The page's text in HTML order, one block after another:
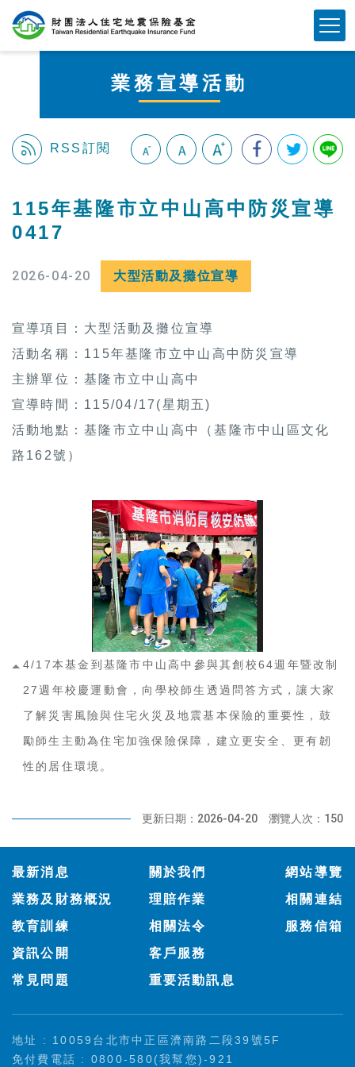
業務宣導活動
RSS訂閱
115年基隆市立中山高中防災宣導
0417
2026-04-20 大型活動及攤位宣導
宣導項目：大型活動及攤位宣導
活動名稱：115年基隆市立中山高中防災宣導
主辦單位：基隆市立中山高中
宣導時間：115/04/17(星期五)
活動地點：基隆市立中山高中（基隆市中山區文化
路162號）
4/17本基金到基隆市中山高中參與其創校64週年暨改制
27週年校慶運動會，向學校師生透過問答方式，讓大家
了解災害風險與住宅火災及地震基本保險的重要性，鼓
勵師生主動為住宅加強保險保障，建立更安全、更有韌
性的居住環境。
更新日期：2026-04-20 瀏覽人次：150
最新消息
關於我們
業務及財務概況
理賠作業
教育訓練
相關法令
資訊公開
客戶服務
常見問題
重要活動訊息
網站導覽
相關連結
服務信箱
地址 : 10059台北市中正區濟南路二段39號5F
免付費電話 : 0800-580(我幫您)-921